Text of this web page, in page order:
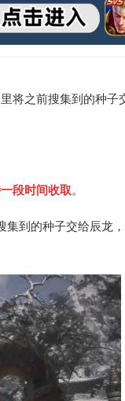
将之前搜集到的种
段时间收取。
到的种子交给辰龙